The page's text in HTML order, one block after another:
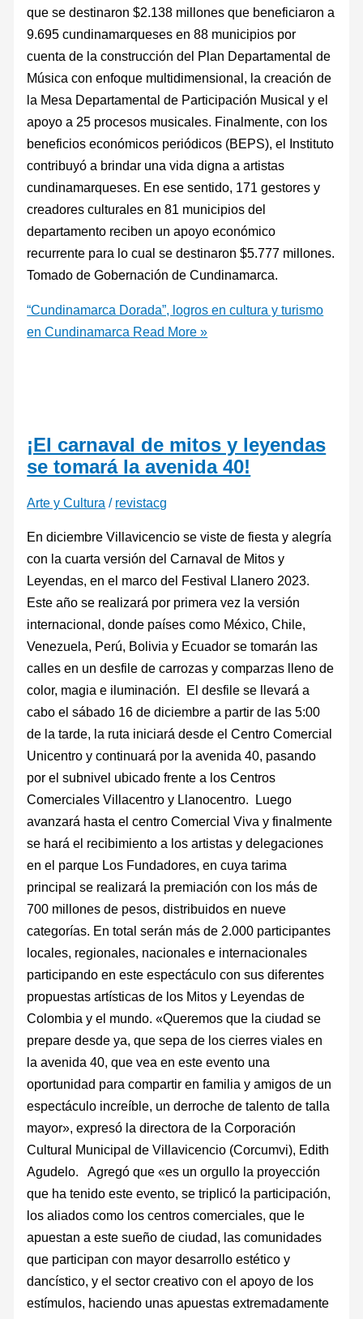
que se destinaron $2.138 millones que beneficiaron a
9.695 cundinamarqueses en 88 municipios por
cuenta de la construcción del Plan Departamental de
Música con enfoque multidimensional, la creación de
la Mesa Departamental de Participación Musical y el
apoyo a 25 procesos musicales. Finalmente, con los
beneficios económicos periódicos (BEPS), el Instituto
contribuyó a brindar una vida digna a artistas
cundinamarqueses. En ese sentido, 171 gestores y
creadores culturales en 81 municipios del
departamento reciben un apoyo económico
recurrente para lo cual se destinaron $5.777 millones.
Tomado de Gobernación de Cundinamarca.
“Cundinamarca Dorada”, logros en cultura y turismo
en Cundinamarca Read More »
¡El carnaval de mitos y leyendas
se tomará la avenida 40!
Arte y Cultura / revistacg
En diciembre Villavicencio se viste de fiesta y alegría
con la cuarta versión del Carnaval de Mitos y
Leyendas, en el marco del Festival Llanero 2023.
Este año se realizará por primera vez la versión
internacional, donde países como México, Chile,
Venezuela, Perú, Bolivia y Ecuador se tomarán las
calles en un desfile de carrozas y comparzas lleno de
color, magia e iluminación. El desfile se llevará a
cabo el sábado 16 de diciembre a partir de las 5:00
de la tarde, la ruta iniciará desde el Centro Comercial
Unicentro y continuará por la avenida 40, pasando
por el subnivel ubicado frente a los Centros
Comerciales Villacentro y Llanocentro. Luego
avanzará hasta el centro Comercial Viva y finalmente
se hará el recibimiento a los artistas y delegaciones
en el parque Los Fundadores, en cuya tarima
principal se realizará la premiación con los más de
700 millones de pesos, distribuidos en nueve
categorías. En total serán más de 2.000 participantes
locales, regionales, nacionales e internacionales
participando en este espectáculo con sus diferentes
propuestas artísticas de los Mitos y Leyendas de
Colombia y el mundo. «Queremos que la ciudad se
prepare desde ya, que sepa de los cierres viales en
la avenida 40, que vea en este evento una
oportunidad para compartir en familia y amigos de un
espectáculo increíble, un derroche de talento de talla
mayor», expresó la directora de la Corporación
Cultural Municipal de Villavicencio (Corcumvi), Edith
Agudelo. Agregó que «es un orgullo la proyección
que ha tenido este evento, se triplicó la participación,
los aliados como los centros comerciales, que le
apuestan a este sueño de ciudad, las comunidades
que participan con mayor desarrollo estético y
dancístico, y el sector creativo con el apoyo de los
estímulos, haciendo unas apuestas extremadamente